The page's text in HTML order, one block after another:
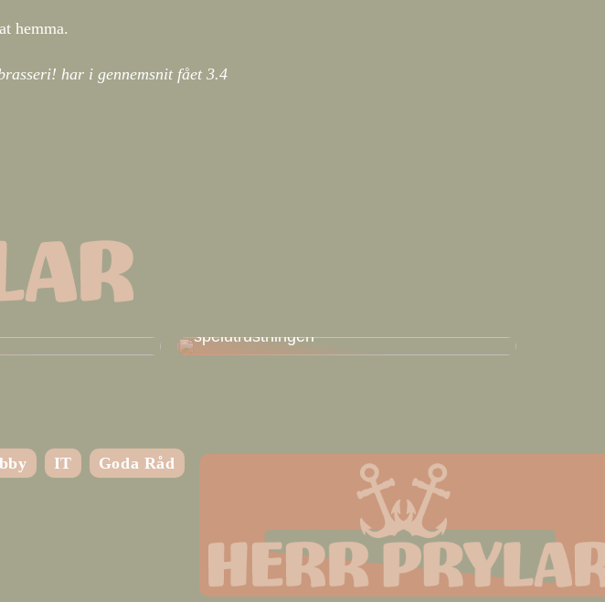
hemma.
har i gennemsnit fået 3.4
spelutrustningen
IT Goda Råd